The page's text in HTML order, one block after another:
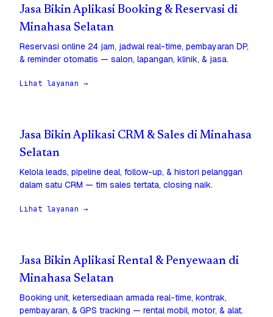
Jasa Bikin Aplikasi Booking & Reservasi di
Minahasa Selatan
Reservasi online 24 jam, jadwal real-time, pembayaran DP,
& reminder otomatis — salon, lapangan, klinik, & jasa.
Lihat layanan →
Jasa Bikin Aplikasi CRM & Sales di Minahasa
Selatan
Kelola leads, pipeline deal, follow-up, & histori pelanggan
dalam satu CRM — tim sales tertata, closing naik.
Lihat layanan →
Jasa Bikin Aplikasi Rental & Penyewaan di
Minahasa Selatan
Booking unit, ketersediaan armada real-time, kontrak,
pembayaran, & GPS tracking — rental mobil, motor, & alat.